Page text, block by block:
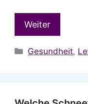
Weiter
Kategorien
Gesundheit,